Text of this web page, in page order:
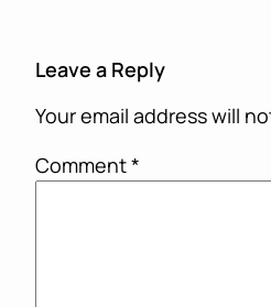
Leave a Reply
Your email address will
Comment*